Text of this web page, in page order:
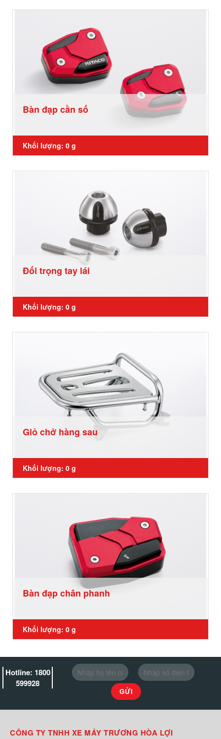
Bàn đạp cần số
Khối lượng: 0 g
Đối trọng tay lái
Khối lượng: 0 g
Giỏ chở hàng sau
Khối lượng: 0 g
Bàn đạp chân phanh
Khối lượng: 0 g
Hotline: 1800
599928
CÔNG TY TNHH XE MÁY TRƯƠNG HÒA LỢI